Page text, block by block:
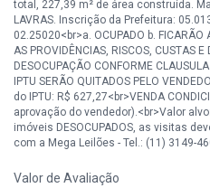
total, 227,39 m² de área construída.
LAVRAS. Inscrição da Prefeitura:
02.25020<br>a. OCUPADO b. FICARÃO
AS PROVIDÊNCIAS, RISCOS, CUSTAS E
DESOCUPAÇÃO CONFORME
IPTU SERÃO QUITADOS PELO
do IPTU: R$ 627,27<br>VENDA
aprovação do vendedor).<br>Valor
imóveis DESOCUPADOS, as visitas
com a Mega Leilões - Tel.: (11) 3149-
Valor de Avaliação